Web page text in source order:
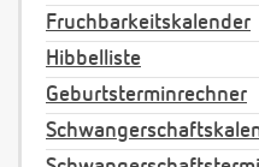
Fruchbarkeitskalender
Hibbelliste
Geburtsterminrechner